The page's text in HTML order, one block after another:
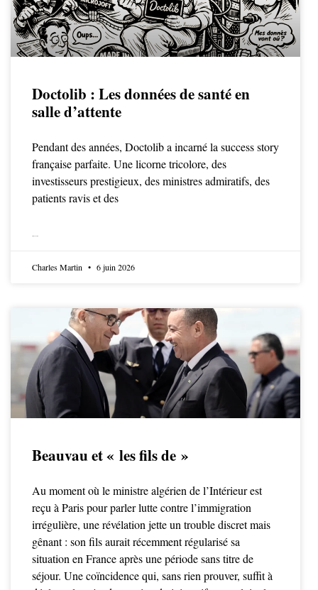
Doctolib : Les données de santé en
salle d’attente
Pendant des années, Doctolib a incarné la success story
française parfaite. Une licorne tricolore, des
investisseurs prestigieux, des ministres admiratifs, des
patients ravis et des
Charles Martin 6 juin 2026
Beauvau et « les fils de »
Au moment où le ministre algérien de l’Intérieur est
reçu à Paris pour parler lutte contre l’immigration
irrégulière, une révélation jette un trouble discret mais
gênant : son fils aurait récemment régularisé sa
situation en France après une période sans titre de
séjour. Une coïncidence qui, sans rien prouver, suffit à